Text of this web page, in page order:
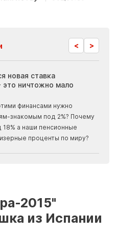
< >
новая ставка
это ничтожно мало
финансами нужно
знакомым под 2%? Почему
а наши пенсионные
проценты по миру?
2015"
из Испании